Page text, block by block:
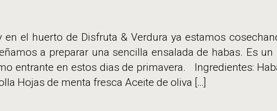
en el huerto de Disfruta & Verdura ya estamos
a preparar una sencilla ensalada de habas. Es
entrante en estos dias de primavera. Ingredientes:
Hojas de menta fresca Aceite de oliva […]